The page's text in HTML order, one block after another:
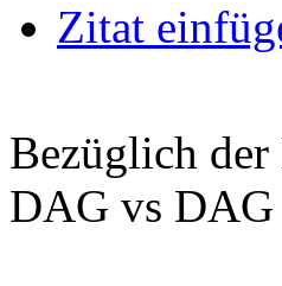
Zitat
Bezüglich der
DAG vs DAG